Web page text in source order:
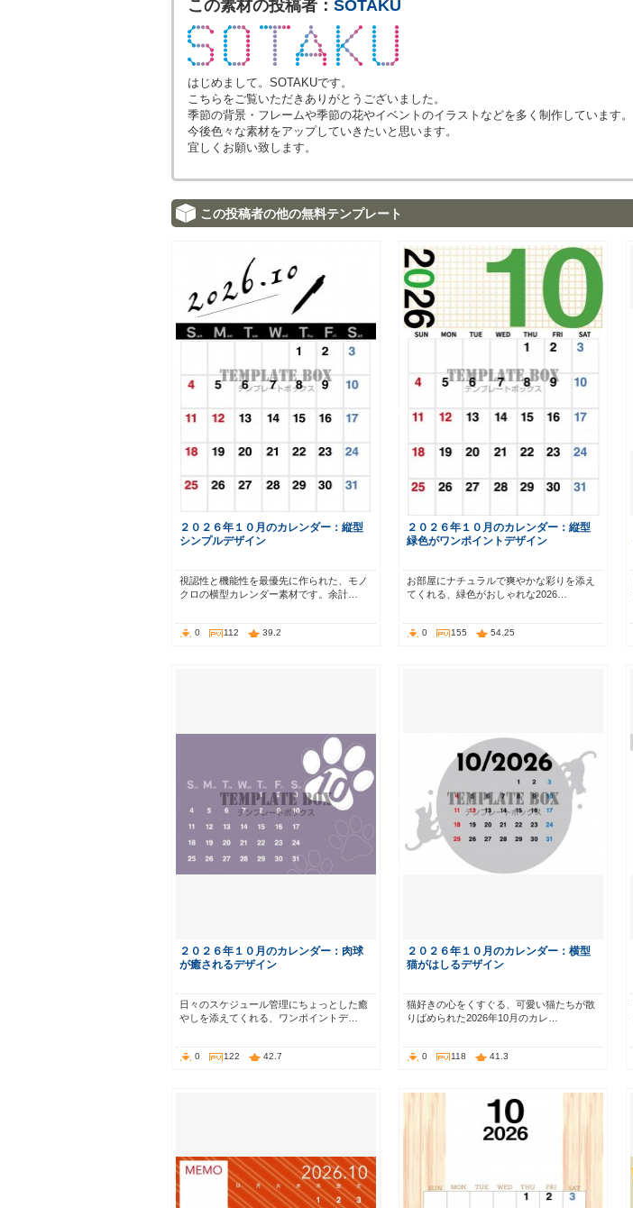
この素材の投稿者： SOTAKU
はじめまして。SOTAKUです。
こちらをご覧いただきありがとうございました。
季節の背景・フレームや季節の花やイベントのイラストなどを多く制作しています。
今後色々な素材をアップしていきたいと思います。
宜しくお願い致します。
この投稿者の他の無料テンプレート
２０２６年１０月のカレンダー：縦型
シンプルデザイン
視認性と機能性を最優先に作られた、モノ
クロの横型カレンダー素材です。余計…
0 112 39.2
２０２６年１０月のカレンダー：縦型
緑色がワンポイントデザイン
お部屋にナチュラルで爽やかな彩りを添え
てくれる、緑色がおしゃれな2026…
0 155 54.25
２０２６年１０月のカレンダー：肉球
が癒されるデザイン
日々のスケジュール管理にちょっとした癒
やしを添えてくれる、ワンポイントデ…
0 122 42.7
２０２６年１０月のカレンダー：横型
猫がはしるデザイン
猫好きの心をくすぐる、可愛い猫たちが散
りばめられた2026年10月のカレ…
0 118 41.3